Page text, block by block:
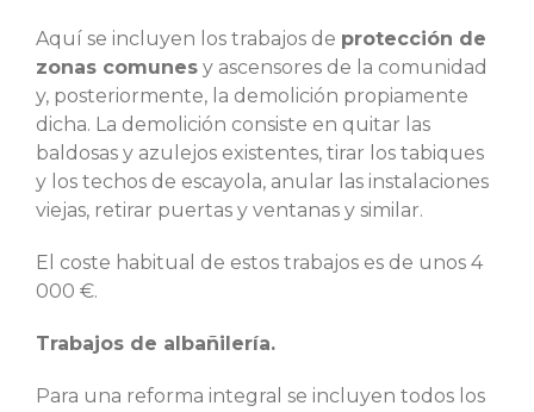
Aquí se incluyen los trabajos de protección de
zonas comunes y ascensores de la comunidad
y, posteriormente, la demolición propiamente
dicha. La demolición consiste en quitar las
baldosas y azulejos existentes, tirar los tabiques
y los techos de escayola, anular las instalaciones
viejas, retirar puertas y ventanas y similar.
El coste habitual de estos trabajos es de unos 4
000 €.
Trabajos de albañilería.
Para una reforma integral se incluyen todos los